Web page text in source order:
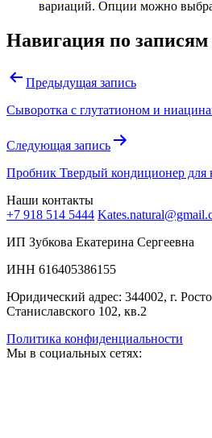
вариаций. Опции можно
Навигация по записям
Предыдущая запись
Сыворотка с глутатионом и
Следующая запись
Пробник Твердый кондиционер для
Наши контакты
+7 918 514 5444
ИП Зубкова Екатерина Сергеевна
ИНН 616405386155
Юридический адрес: 344002, г.
Станиславского 102, кв.2
Политика конфиденциальности
Мы в социальных сетях: